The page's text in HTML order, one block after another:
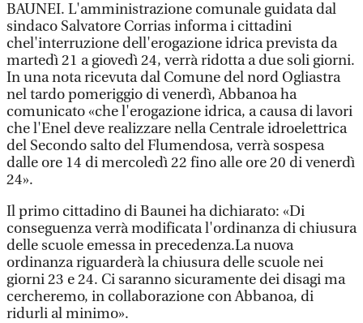
BAUNEI. L'amministrazione comunale guidata dal
sindaco Salvatore Corrias informa i cittadini
chel'interruzione dell'erogazione idrica prevista da
martedì 21 a giovedì 24, verrà ridotta a due soli giorni.
In una nota ricevuta dal Comune del nord Ogliastra
nel tardo pomeriggio di venerdì, Abbanoa ha
comunicato «che l'erogazione idrica, a causa di lavori
che l'Enel deve realizzare nella Centrale idroelettrica
del Secondo salto del Flumendosa, verrà sospesa
dalle ore 14 di mercoledì 22 fino alle ore 20 di venerdì
24».
Il primo cittadino di Baunei ha dichiarato: «Di
conseguenza verrà modificata l'ordinanza di chiusura
delle scuole emessa in precedenza.La nuova
ordinanza riguarderà la chiusura delle scuole nei
giorni 23 e 24. Ci saranno sicuramente dei disagi ma
cercheremo, in collaborazione con Abbanoa, di
ridurli al minimo».